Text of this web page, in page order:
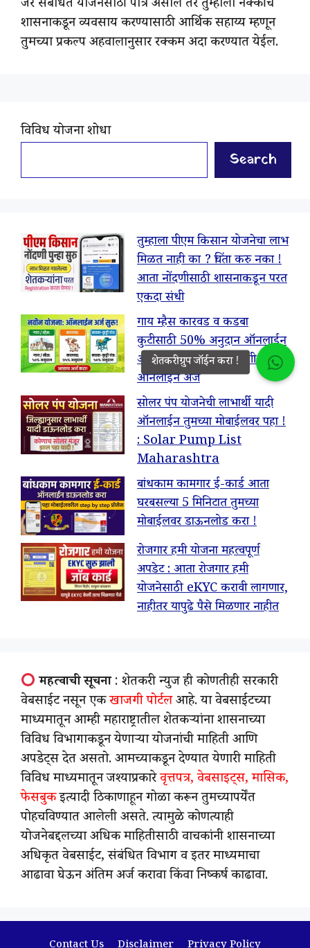
जर संबंधित योजनेसाठी पात्र असाल तर तुम्हाला नक्कीच
शासनाकडून व्यवसाय करण्यासाठी आर्थिक सहाय्य म्हणून
तुमच्या प्रकल्प अहवालानुसार रक्कम अदा करण्यात येईल.
विविध योजना शोधा
Search
तुम्हाला पीएम किसान योजनेचा लाभ
मिळत नाही का ? चिंता करु नका !
आता नोंदणीसाठी शासनाकडून परत
एकदा संधी
गाय म्हैस कारवड व कडबा
कुटीसाठी 50% अनुदान ऑनलाईन
अर्ज प्रक्रिया सुरू : याठिकाणी करा
ऑनलाईन अर्ज
सोलर पंप योजनेची लाभार्थी यादी
ऑनलाईन तुमच्या मोबाईलवर पहा !
: Solar Pump List
Maharashtra
बांधकाम कामगार ई-कार्ड आता
घरबसल्या 5 मिनिटात तुमच्या
मोबाईलवर डाऊनलोड करा !
रोजगार हमी योजना महत्वपूर्ण
अपडेट : आता रोजगार हमी
योजनेसाठी eKYC करावी लागणार,
नाहीतर यापुढे पैसे मिळणार नाहीत
महत्वाची सूचना: शेतकरी न्युज ही कोणतीही सरकारी
वेबसाईट नसून एकखाजगी पोर्टलआहे. या वेबसाईटच्या
माध्यमातून आम्ही महाराष्ट्रातील शेतकऱ्यांना शासनाच्या
विविध विभागाकडून येणाऱ्या योजनांची माहिती आणि
अपडेट्स देत असतो. आमच्याकडून देण्यात येणारी माहिती
विविध माध्यमातून जश्याप्रकारेवृत्तपत्र, वेबसाइट्स, मासिक,
फेसबुकइत्यादी ठिकाणाहून गोळा करून तुमच्यापर्येंत
पोहचविण्यात आलेली असते. त्यामुळे कोणत्याही
योजनेबद्दलच्या अधिक माहितीसाठी वाचकांनी शासनाच्या
अधिकृत वेबसाईट, संबंधित विभाग व इतर माध्यमाचा
आढावा घेऊन अंतिम अर्ज करावा किंवा निष्कर्ष काढावा.